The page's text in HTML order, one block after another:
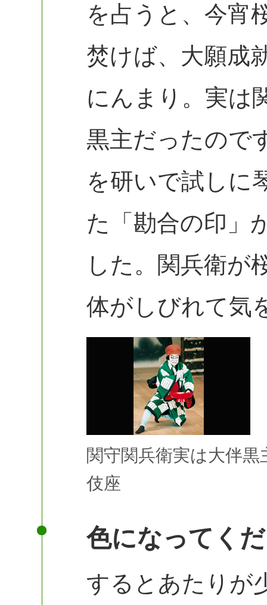
を占うと、今宵
焚けば、大願成
にんまり。実は
黒主だったので
を研いで試しに
た「勘合の印」
した。関兵衛が
体がしびれて気
関守関兵衛実は大伴
伎座
色になってく
するとあたりが